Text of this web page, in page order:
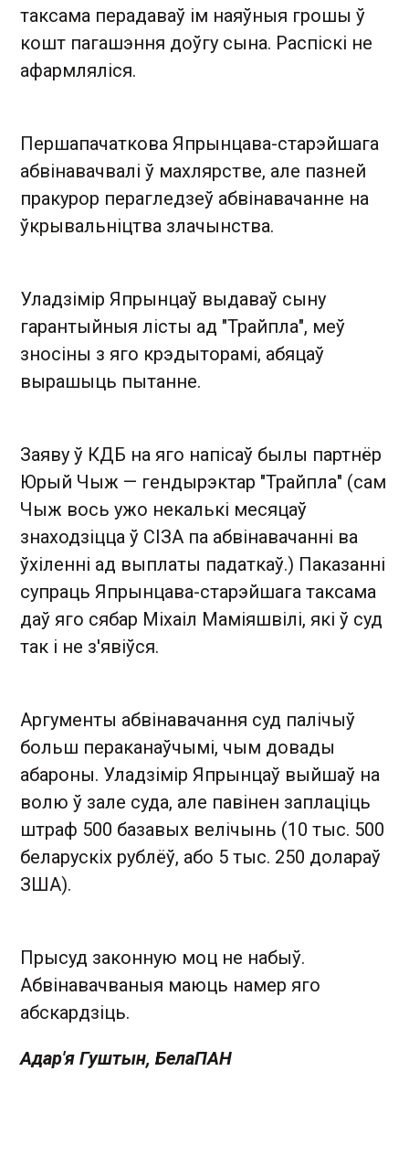
таксама перадаваў ім наяўныя грошы ў
кошт пагашэння доўгу сына. Распіскі не
афармляліся.
Першапачаткова Япрынцава-старэйшага
абвінавачвалі ў махлярстве, але пазней
пракурор перагледзеў абвінавачанне на
ўкрывальніцтва злачынства.
Уладзімір Япрынцаў выдаваў сыну
гарантыйныя лісты ад "Трайпла", меў
зносіны з яго крэдыторамі, абяцаў
вырашыць пытанне.
Заяву ў КДБ на яго напісаў былы партнёр
Юрый Чыж — гендырэктар "Трайпла" (сам
Чыж вось ужо некалькі месяцаў
знаходзіцца ў СІЗА па абвінавачанні ва
ўхіленні ад выплаты падаткаў.) Паказанні
супраць Япрынцава-старэйшага таксама
даў яго сябар Міхаіл Маміяшвілі, які ў суд
так і не з'явіўся.
Аргументы абвінавачання суд палічыў
больш пераканаўчымі, чым довады
абароны. Уладзімір Япрынцаў выйшаў на
волю ў зале суда, але павінен заплаціць
штраф 500 базавых велічынь (10 тыс. 500
беларускіх рублёў, або 5 тыс. 250 долараў
ЗША).
Прысуд законную моц не набыў.
Абвінавачваныя маюць намер яго
абскардзіць.
Адар'я Гуштын, БелаПАН